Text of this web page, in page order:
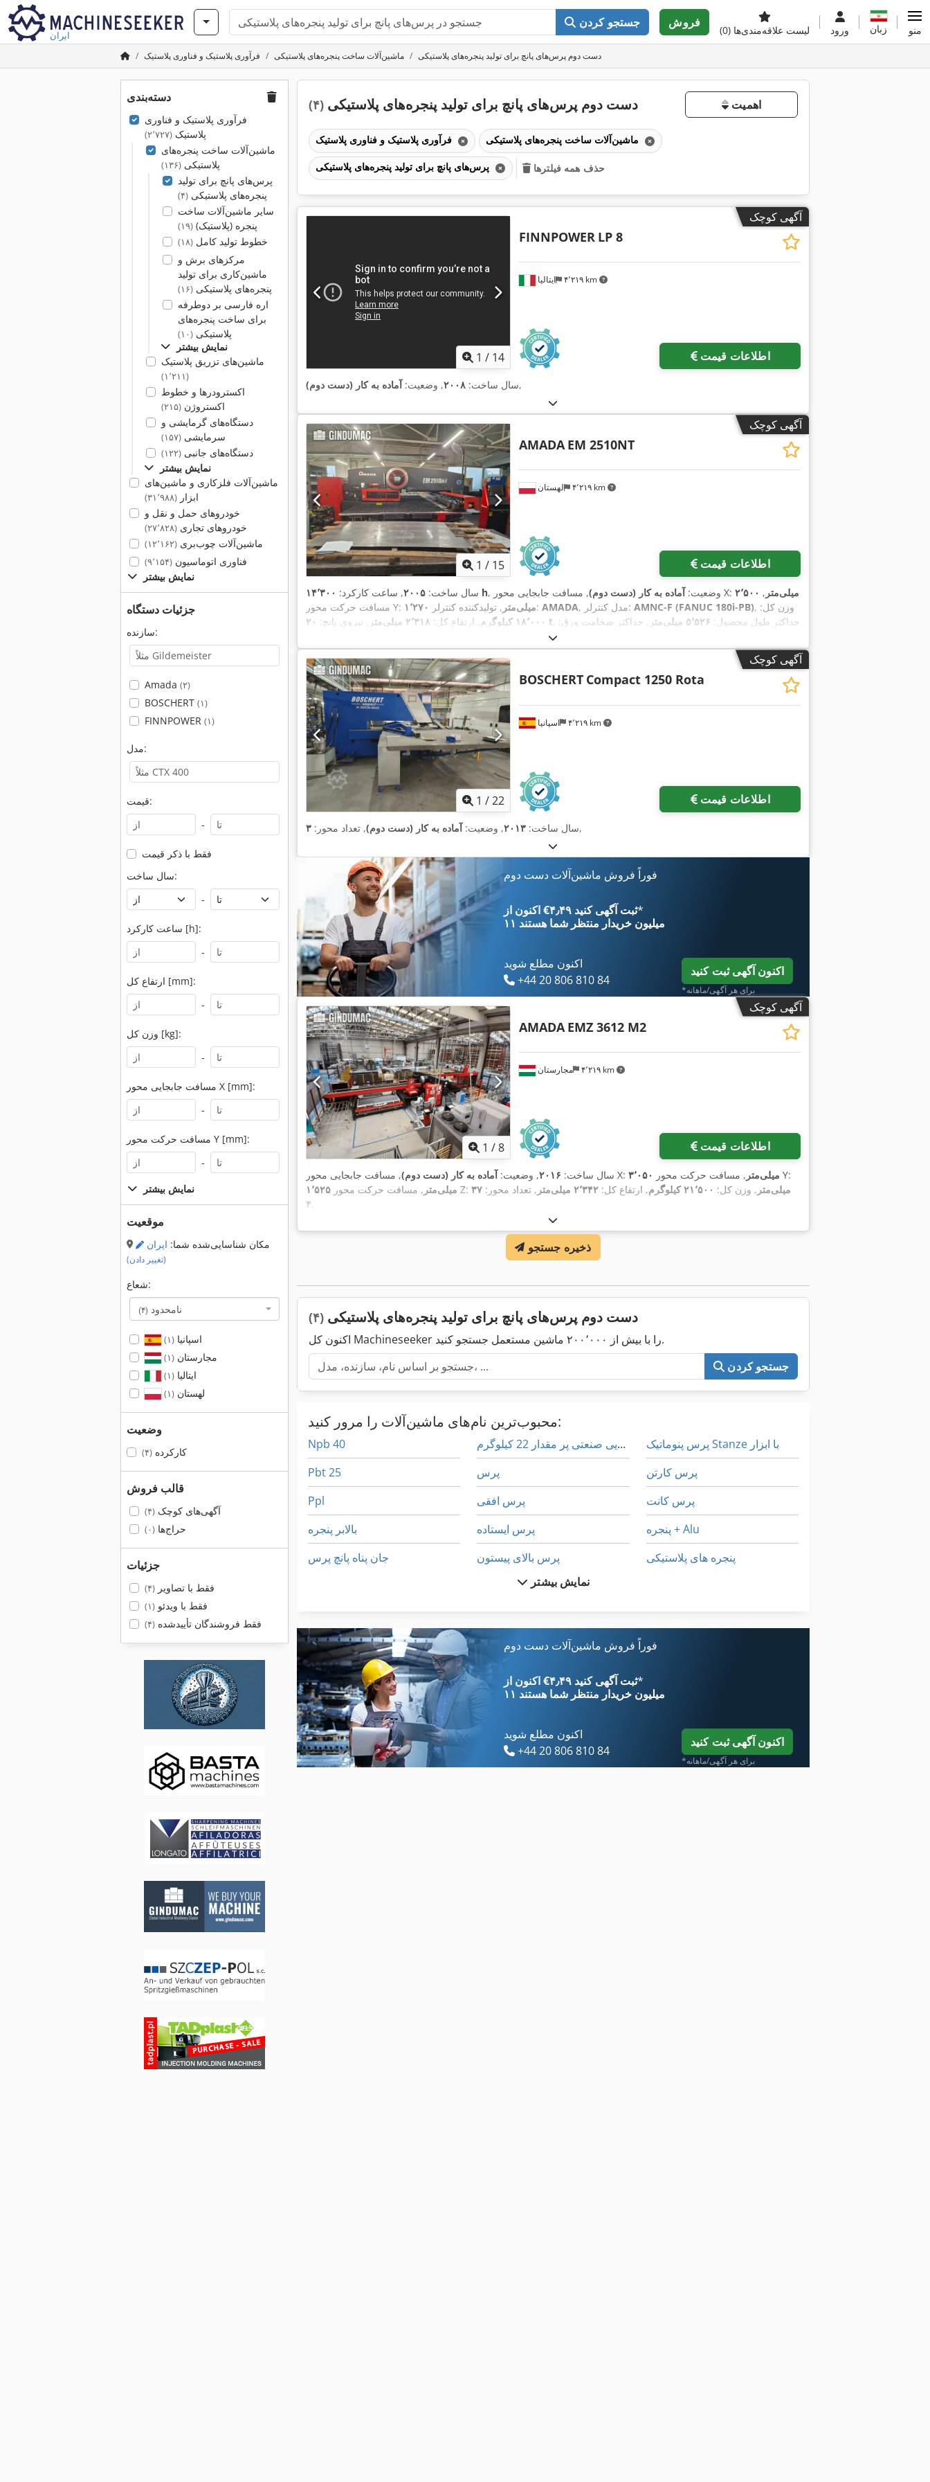
ایران
جستجو کردن فروش
لیست علاقه‌مندی‌ها (0) ورود زبان منو
فرآوری پلاستیک و فناوری پلاستیک ماشین‌آلات ساخت پنجره‌های پلاستیکی دست دوم پرس‌های پانچ برای تولید پنجره‌های پلاستیکی
دسته‌بندی
فرآوری پلاستیک و فناوری
پلاستیک(۲٬۷۲۷)
ماشین‌آلات ساخت پنجره‌های
پلاستیکی(۱۳۶)
پرس‌های پانچ برای تولید
پنجره‌های پلاستیکی(۴)
سایر ماشین‌آلات ساخت
پنجره (پلاستیک)(۱۹)
خطوط تولید کامل(۱۸)
مرکزهای برش و
ماشین‌کاری برای تولید
پنجره‌های پلاستیکی(۱۶)
اره فارسی بر دوطرفه
برای ساخت پنجره‌های
پلاستیکی(۱۰)
نمایش بیشتر
ماشین‌های تزریق پلاستیک
(۱٬۲۱۱)
اکسترودرها و خطوط
اکستروژن(۲۱۵)
دستگاه‌های گرمایشی و
سرمایشی(۱۵۷)
دستگاه‌های جانبی(۱۲۲)
نمایش بیشتر
ماشین‌آلات فلزکاری و ماشین‌های
ابزار(۳۱٬۹۸۸)
خودروهای حمل و نقل و
خودروهای تجاری(۲۷٬۸۲۸)
ماشین‌آلات چوب‌بری(۱۲٬۱۶۲)
فناوری اتوماسیون(۹٬۱۵۴)
نمایش بیشتر
جزئیات دستگاه
سازنده:
Amada (۲)
BOSCHERT (۱)
FINNPOWER (۱)
مدل:
قیمت:
-
فقط با ذکر قیمت
سال ساخت:
-
ساعت کارکرد [h]:
-
ارتفاع کل [mm]:
-
وزن کل [kg]:
-
مسافت جابجایی محور X [mm]:
-
مسافت حرکت محور Y [mm]:
-
نمایش بیشتر
موقعیت
مکان شناسایی‌شده شما: ایران
(تغییر دادن)
شعاع:
نامحدود (۴)
اسپانیا(۱)
مجارستان(۱)
ایتالیا(۱)
لهستان(۱)
وضعیت
کارکرده(۴)
قالب فروش
آگهی‌های کوچک(۴)
حراج‌ها(۰)
جزئیات
فقط با تصاویر(۴)
فقط با ویدئو(۱)
فقط فروشندگان تأییدشده(۴)
دست دوم پرس‌های پانچ برای تولید پنجره‌های پلاستیکی (۴) اهمیت
فرآوری پلاستیک و فناوری پلاستیک
پرس‌های پانچ برای تولید پنجره‌های پلاستیکی حذف همه فیلترها
آگهی کوچک
1 / 14
ایتالیا ۴٬۲۱۹ km
FINNPOWER LP 8
اطلاعات قیمت
سال ساخت: ۲۰۰۸, وضعیت: آماده به کار (دست دوم) ,
آگهی کوچک
1 / 15
لهستان ۴٬۲۱۹ km
AMADA EM 2510NT
اطلاعات قیمت
سال ساخت: ۲۰۰۵, ساعت کارکرد: ۱۴٬۳۰۰ h , وضعیت: آماده به کار (دست دوم) , مسافت جابجایی محور X: ۲٬۵۰۰ میلی‌متر ,
مسافت حرکت محور Y:
۱٬۲۷۰ میلی‌متر, تولیدکننده کنترلر: AMADA , مدل کنترلر: AMNC-F (FANUC 180i-PB) , وزن کل:
۱۸٬۰۰۰ کیلوگرم
, ارتفاع کل: ۲٬۳۱۸ میلی‌متر , نیروی پانچ: ۲۰ t , حداکثر طول محصول: ۵٬۵۲۶ میلی‌متر
, حداکثر ضخامت ورق:
آگهی کوچک
1 /22
اسپانیا ۴٬۲۱۹ km
BOSCHERT Compact 1250 Rota
اطلاعات قیمت
سال ساخت: ۲۰۱۳, وضعیت:آماده به کار (دست دوم), تعداد محور: ۳ ,
فوراً فروش ماشین‌آلات دست دوم
اکنون از ‎€۴٫۴۹ ثبت آگهی کنید*
۱۱ میلیون خریدار منتظر شما هستند
اکنون مطلع شوید
+44 20 806 810 84
اکنون آگهی ثبت کنید
*برای هر آگهی/ماهانه
آگهی کوچک
1 /8
مجارستان ۴٬۲۱۹ km
AMADA EMZ 3612 M2
اطلاعات قیمت
سال ساخت: ۲۰۱۶, وضعیت:آماده به کار (دست دوم) , مسافت جابجایی محور X: ۳٬۰۵۰ میلی‌متر , مسافت حرکت محور Y:
۱٬۵۲۵ میلی‌متر , مسافت حرکت محور Z: ۳۷ میلی‌متر , وزن کل: ۲۱٬۵۰۰ کیلوگرم , ارتفاع کل: ۲٬۳۴۲ میلی‌متر
, تعداد محور:
۴,
ذخیره جستجو
دست دوم پرس‌های پانچ برای تولید پنجره‌های پلاستیکی (۴)
اکنون کل Machineseeker را با بیش از ۲۰۰٬۰۰۰ ماشین مستعمل جستجو کنید.
جستجو کردن
محبوب‌ترین نام‌های ماشین‌آلات را مرور کنید:
Npb 40
Pbt 25
Ppl
بالابر پنجره
جان پناه پانچ پرس
پاره پاره کننده پلاستوفوم
پارچه برای تمیز کردن
پارچه برای تمیز کردن ماشین لباسشویی صنعتی پر مقدار 22 کیلوگرم
پرس
پرس افقی
پرس ایستاده
پرس بالای پیستون
پرس پلت چسبان
پرس پنوماتیک Stanze با ابزار
پرس کارتن
پرس کانت
پنجره + Alu
پنجره های پلاستیکی
نمایش بیشتر
فوراً فروش ماشین‌آلات دست دوم
اکنون از ‎€۴٫۴۹ ثبت آگهی کنید*
۱۱ میلیون خریدار منتظر شما هستند
اکنون مطلع شوید
+44 20 806 810 84
اکنون آگهی ثبت کنید
*برای هر آگهی/ماهانه